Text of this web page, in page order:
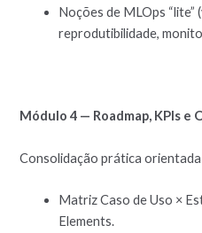
Noções de MLOps “lite”
reprodutibilidade,
Módulo 4 — Roadmap, KPIs e
Consolidação prática
Matriz Caso de Uso ×
Elements.